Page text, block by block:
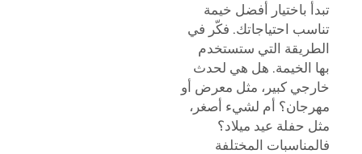
تبدأ باختيار أفضل خيمة
تناسب احتياجاتك. فكّر في
الطريقة التي ستستخدم
بها الخيمة. هل هي لحدث
خارجي كبير، مثل معرض أو
مهرجان؟ أم لشيء أصغر،
مثل حفلة عيد ميلاد؟
فالمناسبات المختلفة